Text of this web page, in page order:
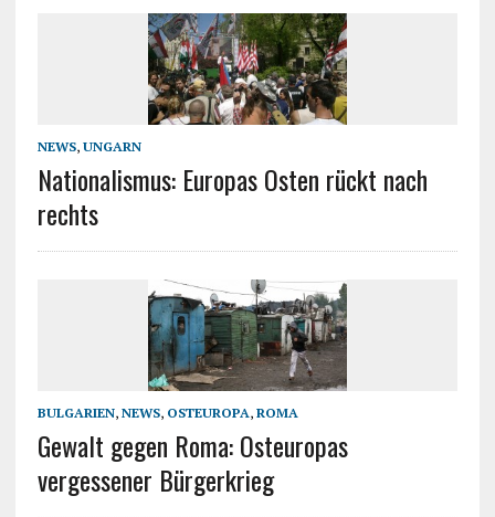
NEWS, UNGARN
Nationalismus: Europas Osten rückt nach
rechts
BULGARIEN, NEWS, OSTEUROPA, ROMA
Gewalt gegen Roma: Osteuropas
vergessener Bürgerkrieg